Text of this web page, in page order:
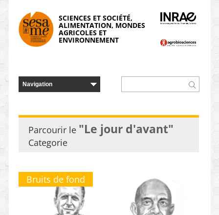
SCIENCES ET SOCIÉTÉ,
ALIMENTATION, MONDES
AGRICOLES ET
ENVIRONNEMENT
Parcourir le "Le jour d'avant"
Categorie
Bruits de fond